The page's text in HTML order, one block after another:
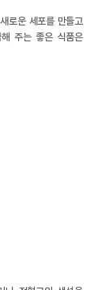
로운 세포를 만들고
주는 좋은 식품은